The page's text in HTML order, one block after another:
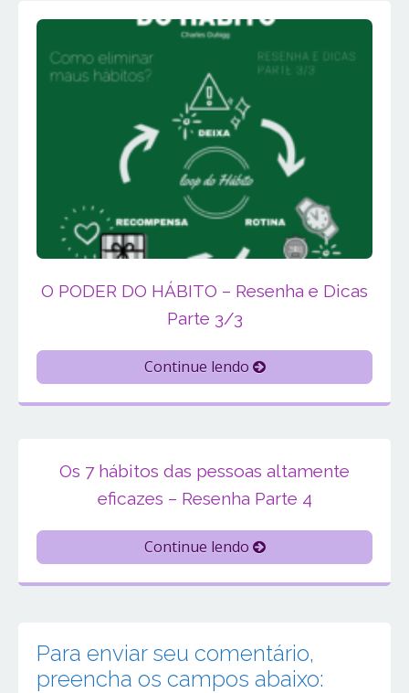
O PODER DO HÁBITO – Resenha e Dicas
Parte 3/3
Continue lendo
Os 7 hábitos das pessoas altamente
eficazes – Resenha Parte 4
Continue lendo
Para enviar seu comentário,
preencha os campos abaixo: